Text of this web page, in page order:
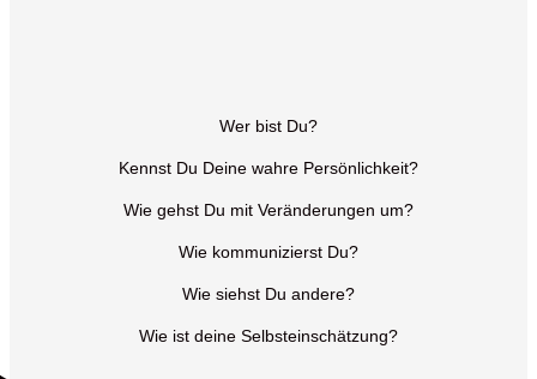
Wer bist Du?
Kennst Du Deine wahre Persönlichkeit?
Wie gehst Du mit Veränderungen um?
Wie kommunizierst Du?
Wie siehst Du andere?
Wie ist deine Selbsteinschätzung?